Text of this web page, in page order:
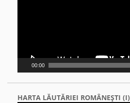
00:00
HARTA LĂUTĂRIEI ROMÂNEŞTI (I)